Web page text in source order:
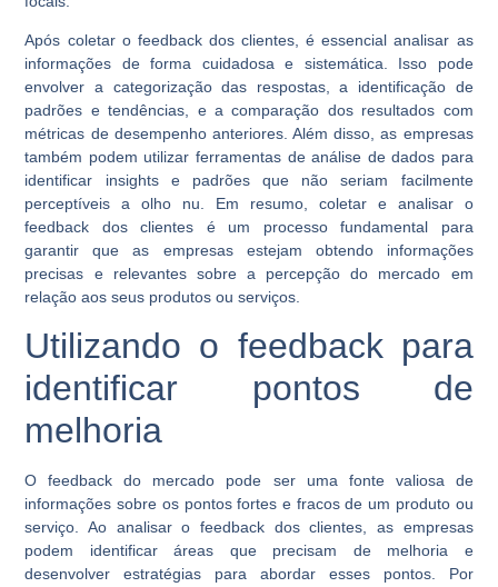
Após coletar o feedback dos clientes, é essencial analisar as
informações de forma cuidadosa e sistemática. Isso pode
envolver a categorização das respostas, a identificação de
padrões e tendências, e a comparação dos resultados com
métricas de desempenho anteriores. Além disso, as empresas
também podem utilizar ferramentas de análise de dados para
identificar insights e padrões que não seriam facilmente
perceptíveis a olho nu. Em resumo, coletar e analisar o
feedback dos clientes é um processo fundamental para
garantir que as empresas estejam obtendo informações
precisas e relevantes sobre a percepção do mercado em
relação aos seus produtos ou serviços.
Utilizando o feedback para
identificar pontos de
melhoria
O feedback do mercado pode ser uma fonte valiosa de
informações sobre os pontos fortes e fracos de um produto ou
serviço. Ao analisar o feedback dos clientes, as empresas
podem identificar áreas que precisam de melhoria e
desenvolver estratégias para abordar esses pontos. Por